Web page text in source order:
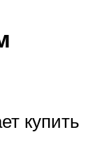
купить